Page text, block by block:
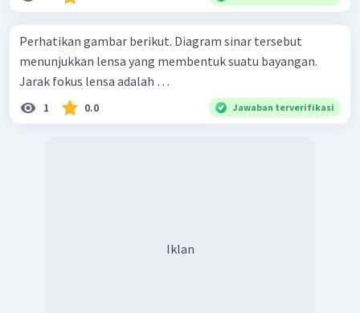
Perhatikan gambar berikut. Diagram sinar tersebut
menunjukkan lensa yang membentuk suatu bayangan.
Jarak fokus lensa adalah …
1 0.0 Jawaban terverifikasi
Iklan